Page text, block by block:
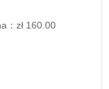
：zł 160.00